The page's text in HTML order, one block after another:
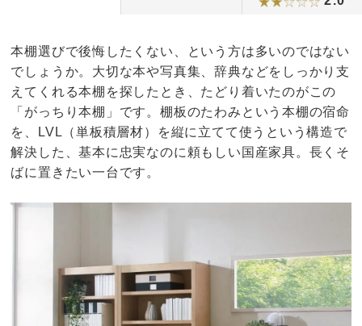
本棚選びで後悔したくない、という方は多いのではない
でしょうか。大切な本や写真集、辞典などをしっかり支
えてくれる本棚を探したとき、たどり着いたのがこの
「がっちり本棚」です。棚板のたわみという本棚の宿命
を、LVL（単板積層材）を縦に立てて使うという構造で
解決した、基本に忠実なのに頼もしい国産家具。長くそ
ばに置きたい一台です。